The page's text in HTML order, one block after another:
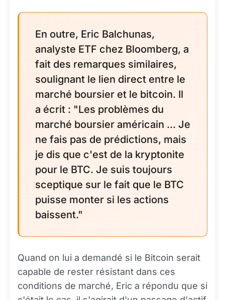
En outre, Eric Balchunas,
analyste ETF chez Bloomberg, a
fait des remarques similaires,
soulignant le lien direct entre le
marché boursier et le bitcoin. Il
a écrit : "Les problèmes du
marché boursier américain ... Je
ne fais pas de prédictions, mais
je dis que c'est de la kryptonite
pour le BTC. Je suis toujours
sceptique sur le fait que le BTC
puisse monter si les actions
baissent."
Quand on lui a demandé si le Bitcoin serait
capable de rester résistant dans ces
conditions de marché, Eric a répondu que si